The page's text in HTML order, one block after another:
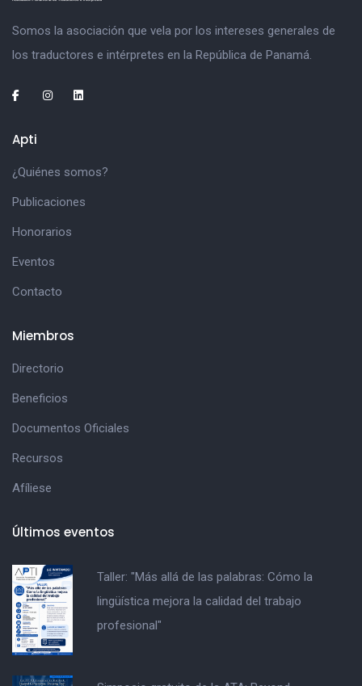
Somos la asociación que vela por los intereses generales de
los traductores e intérpretes en la República de Panamá.
Apti
¿Quiénes somos?
Publicaciones
Honorarios
Eventos
Contacto
Miembros
Directorio
Beneficios
Documentos Oficiales
Recursos
Afíliese
Últimos eventos
Taller: "Más allá de las palabras: Cómo la
lingüística mejora la calidad del trabajo
profesional"